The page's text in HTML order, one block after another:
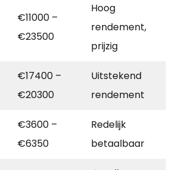
€11000 –
€23500
Hoog
rendement,
prijzig
€17400 –
€20300
Uitstekend
rendement
€3600 –
€6350
Redelijk
betaalbaar